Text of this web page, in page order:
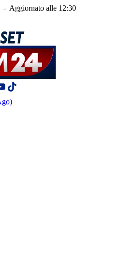
- Aggiornato alle 12:30